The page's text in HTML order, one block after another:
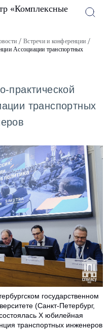
Встречи и конференции
Ассоциации транспортных
практической
транспортных
государственном
(Санкт-Петербург,
X юбилейная
транспортных инженеров